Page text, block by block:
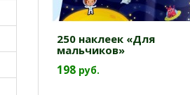
250 наклеек «Для
мальчиков»
198 руб.